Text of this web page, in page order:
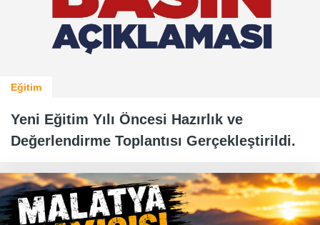
Eğitim
Yeni Eğitim Yılı Öncesi Hazırlık ve
Değerlendirme Toplantısı Gerçekleştirildi.